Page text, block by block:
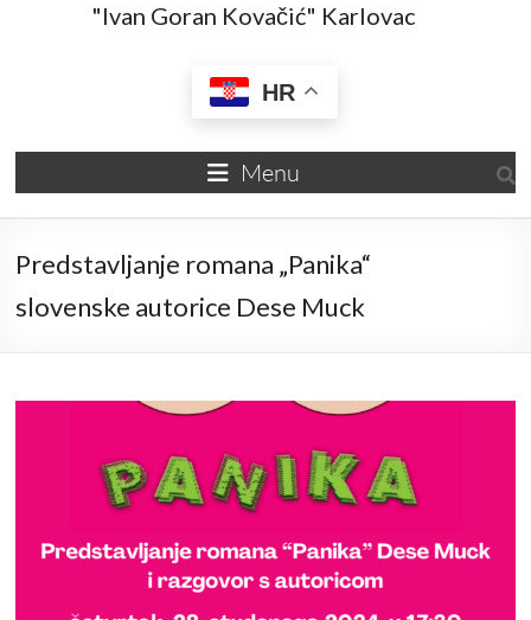
"Ivan Goran Kovačić" Karlovac
HR
Menu
Predstavljanje romana „Panika“
slovenske autorice Dese Muck